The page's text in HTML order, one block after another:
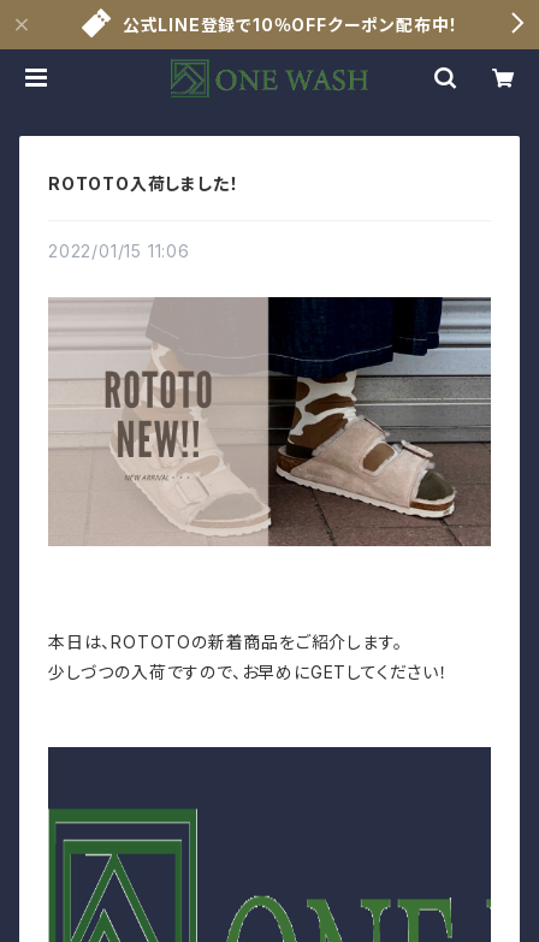
公式LINE登録で10％OFFクーポン配布中！
ROTOTO入荷しました！
2022/01/15 11:06
本日は、ROTOTOの新着商品をご紹介します。
少しづつの入荷ですので、お早めにGETしてください！